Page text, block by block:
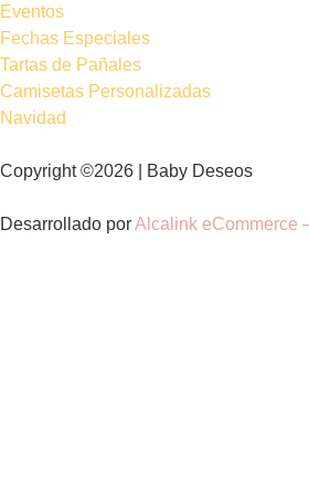
Eventos
Fechas Especiales
Tartas de Pañales
Camisetas Personalizadas
Navidad
Copyright ©2026 | Baby Deseos
Desarrollado porAlcalink eCommerce